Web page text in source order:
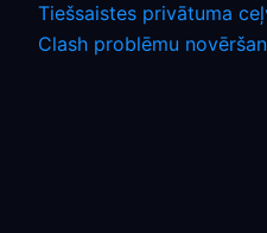
Tiešsaistes privātuma
Clash problēmu